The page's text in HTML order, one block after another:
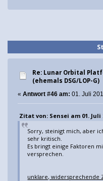
Re: Lunar Orbital
(ehemals DSG/LOP-G)
« Antwort #46 am: 01. Juli
Zitat von: Sensei am 01. Juli
Sorry, steinigt mich, aber
sehr kritisch.
Es bringt einige Faktoren
versprechen.
unklare, widersprechende